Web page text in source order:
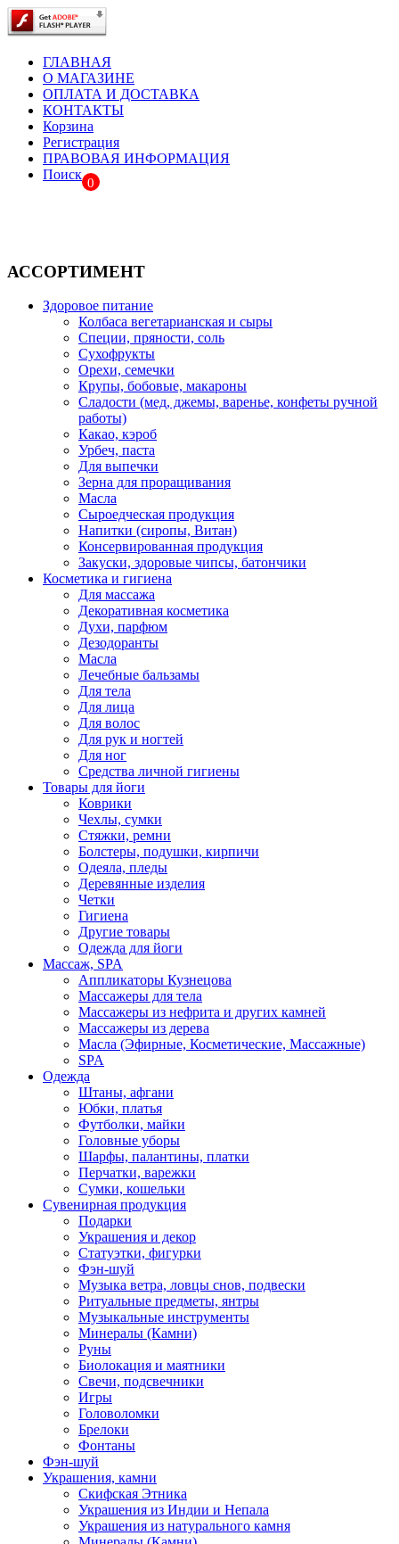
ГЛАВНАЯ
О МАГАЗИНЕ
ОПЛАТА И ДОСТАВКА
КОНТАКТЫ
Корзина
Регистрация
ПРАВОВАЯ ИНФОРМАЦИЯ
Поиск
0
АССОРТИМЕНТ
Здоровое питание
Колбаса вегетарианская и сыры
Специи, пряности, соль
Сухофрукты
Орехи, семечки
Крупы, бобовые, макароны
Сладости (мед, джемы, варенье, конфеты ручной
работы)
Какао, кэроб
Урбеч, паста
Для выпечки
Зерна для проращивания
Масла
Сыроедческая продукция
Напитки (сиропы, Витан)
Консервированная продукция
Закуски, здоровые чипсы, батончики
Косметика и гигиена
Для массажа
Декоративная косметика
Духи, парфюм
Дезодоранты
Масла
Лечебные бальзамы
Для тела
Для лица
Для волос
Для рук и ногтей
Для ног
Средства личной гигиены
Товары для йоги
Коврики
Чехлы, сумки
Стяжки, ремни
Болстеры, подушки, кирпичи
Одеяла, пледы
Деревянные изделия
Четки
Гигиена
Другие товары
Одежда для йоги
Массаж, SPA
Аппликаторы Кузнецова
Массажеры для тела
Массажеры из нефрита и других камней
Массажеры из дерева
Масла (Эфирные, Косметические, Массажные)
SPA
Одежда
Штаны, афгани
Юбки, платья
Футболки, майки
Головные уборы
Шарфы, палантины, платки
Перчатки, варежки
Сумки, кошельки
Сувенирная продукция
Подарки
Украшения и декор
Статуэтки, фигурки
Фэн-шуй
Музыка ветра, ловцы снов, подвески
Ритуальные предметы, янтры
Музыкальные инструменты
Минералы (Камни)
Руны
Биолокация и маятники
Свечи, подсвечники
Игры
Головоломки
Брелоки
Фонтаны
Фэн-шуй
Украшения, камни
Скифская Этника
Украшения из Индии и Непала
Украшения из натурального камня